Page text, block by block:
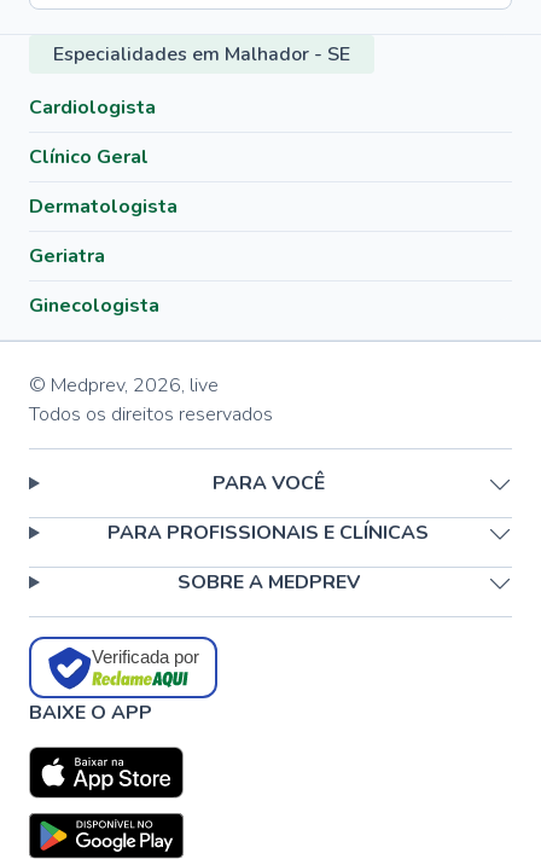
Especialidades em Malhador - SE
Cardiologista
Clínico Geral
Dermatologista
Geriatra
Ginecologista
© Medprev, 2026, live
Todos os direitos reservados
PARA VOCÊ
PARA PROFISSIONAIS E CLÍNICAS
SOBRE A MEDPREV
Verificada por
BAIXE O APP